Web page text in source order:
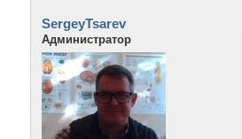
SergeyTsarev
Администратор